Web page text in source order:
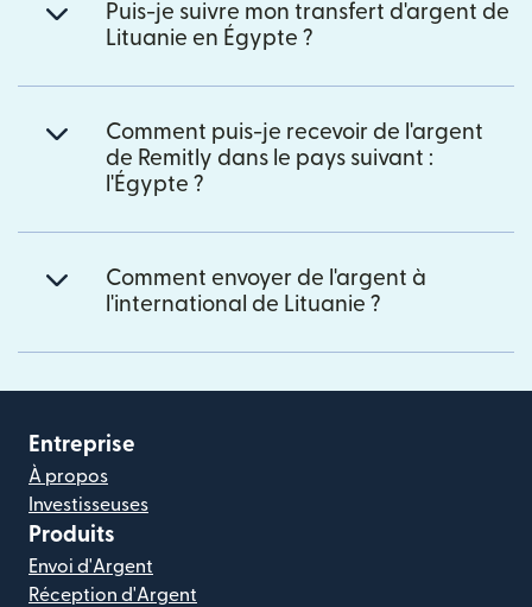
Puis-je suivre mon transfert d'argent de
Lituanie en Égypte ?
Comment puis-je recevoir de l'argent
de Remitly dans le pays suivant :
l'Égypte ?
Comment envoyer de l'argent à
l'international de Lituanie ?
Entreprise
À propos
Investisseuses
Produits
Envoi d'Argent
Réception d'Argent